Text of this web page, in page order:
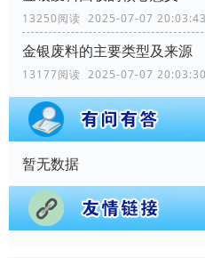
13250阅读 2025-07-07 20:03:43
金银废料的主要类型及来源
13177阅读 2025-07-07 20:03:30
暂无数据